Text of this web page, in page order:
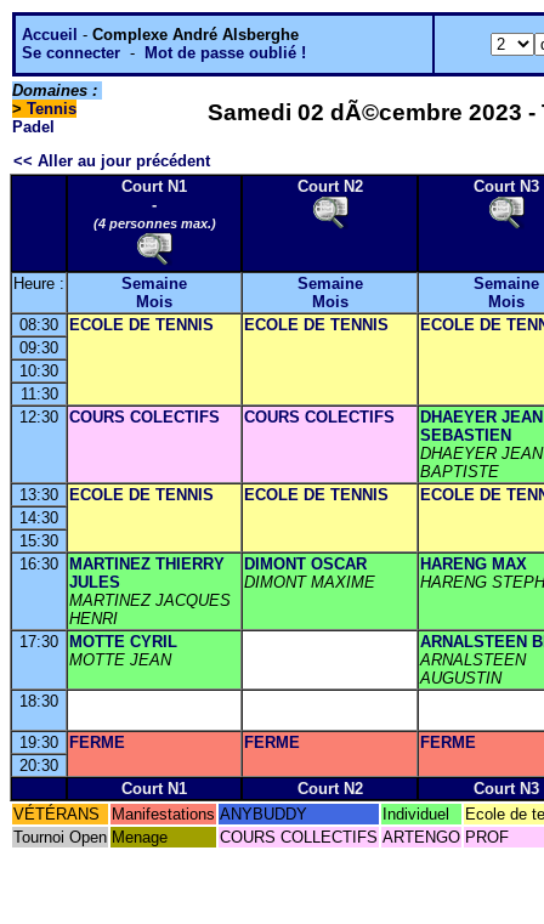
Accueil - Complexe André Alsberghe
Se connecter - Mot de passe oublié !
Domaines :
> Tennis
Padel
Samedi 02 dÃ©cembre 2023
<< Aller au jour précédent
Court N1
-
(4 personnes max.)
Court N2 Court N3
Heure :
Semaine
Mois
Semaine
Mois
Semaine
Mois
08:30
ECOLE DE TENNIS ECOLE DE TENNIS
ECOLE DE
09:30
10:30
11:30
12:30 COURS COLECTIFS COURS COLECTIFS
DHAEYER JEAN
SEBASTIEN
DHAEYER JEAN
BAPTISTE
13:30
ECOLE DE TENNIS ECOLE DE TENNIS
ECOLE DE
14:30
15:30
16:30
MARTINEZ THIERRY
JULES
MARTINEZ JACQUES
HENRI
DIMONT OSCAR
DIMONT MAXIME
HARENG MAX
HARENG
17:30
MOTTE CYRIL
MOTTE JEAN
ARNALSTEEN
ARNALSTEEN
AUGUSTIN
18:30
19:30 FERME FERME
FERME
20:30
Court N1
Court N2
Court N3
VÉTÉRANS
Manifestations ANYBUDDY Individuel
Ecole de
Tournoi Open Menage COURS COLLECTIFS ARTENGO PROF